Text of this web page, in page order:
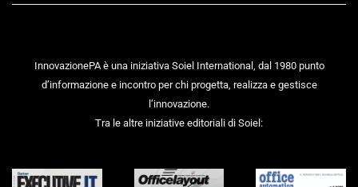
InnovazionePA è una iniziativa Soiel International, dal 1980 punto
d’informazione e incontro per chi progetta, realizza e gestisce
l’innovazione.
Tra le altre iniziative editoriali di Soiel: